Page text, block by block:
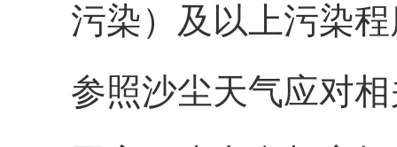
污染）及以上污染
参照沙尘天气应对